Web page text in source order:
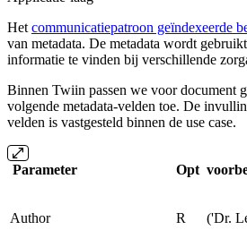
Het communicatiepatroon geïndexeerde
van metadata. De metadata wordt
informatie te vinden bij verschillende
Binnen Twiin passen we voor document
volgende metadata-velden toe. De
velden is vastgesteld binnen de use case.
Parameter Opt
Author R ('Dr.